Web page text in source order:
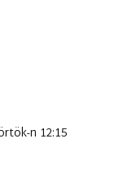
n 12:15